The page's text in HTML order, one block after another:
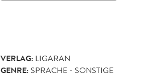
VERLAG: LIGARAN
GENRE: SPRACHE - SONSTIGE